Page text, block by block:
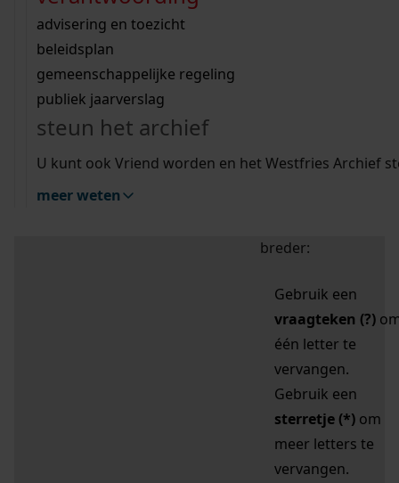
bouwvergunningen
omgevingsvergunningen
vergunningen
beeld en geluid
uitleg nodig?
Wij helpen u op weg met een aantal zoektips.
bekijk alle zoektips
Wij helpen u op weg met een aantal zoektips.
bekijk alle zoektips
bekijk ons geschiedenislokaal
advisering en toezicht
beleidsplan
gemeenschappelijke regeling
publiek jaarverslag
steun het archief
U kunt ook Vriend worden en het Westfries Archief
meer weten
zoektips
Mijn Studiezaal (inloggen)
uw zoekopdracht te
breder:
Gebruik een
vraagteken (?)
één letter te
vervangen.
Gebruik een
sterretje (*) om
meer letters te
vervangen.